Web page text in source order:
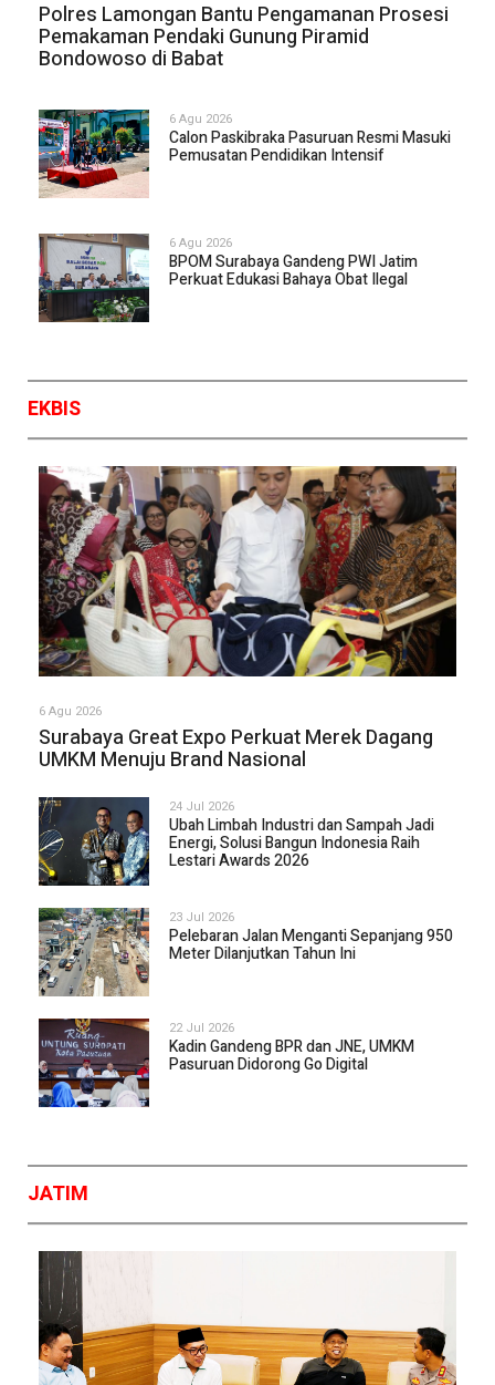
Segenap Pimpinan
Beserta Anggota DPRD
Surabaya
Mengucapkan Selamat
Polres Lamongan Bantu Pengamanan Prosesi
Pemakaman Pendaki Gunung Piramid
Bondowoso di Babat
6 Agu 2026
Calon Paskibraka Pasuruan Resmi Masuki
Pemusatan Pendidikan Intensif
6 Agu 2026
BPOM Surabaya Gandeng PWI Jatim
Perkuat Edukasi Bahaya Obat Ilegal
EKBIS
6 Agu 2026
Surabaya Great Expo Perkuat Merek Dagang
UMKM Menuju Brand Nasional
24 Jul 2026
Ubah Limbah Industri dan Sampah Jadi
Energi, Solusi Bangun Indonesia Raih
Lestari Awards 2026
23 Jul 2026
Pelebaran Jalan Menganti Sepanjang 950
Meter Dilanjutkan Tahun Ini
22 Jul 2026
Kadin Gandeng BPR dan JNE, UMKM
Pasuruan Didorong Go Digital
JATIM